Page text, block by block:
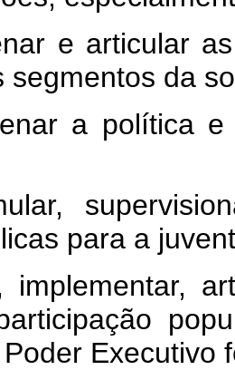
e articular
segmentos da
a política e
para a
implementar,
Executivo